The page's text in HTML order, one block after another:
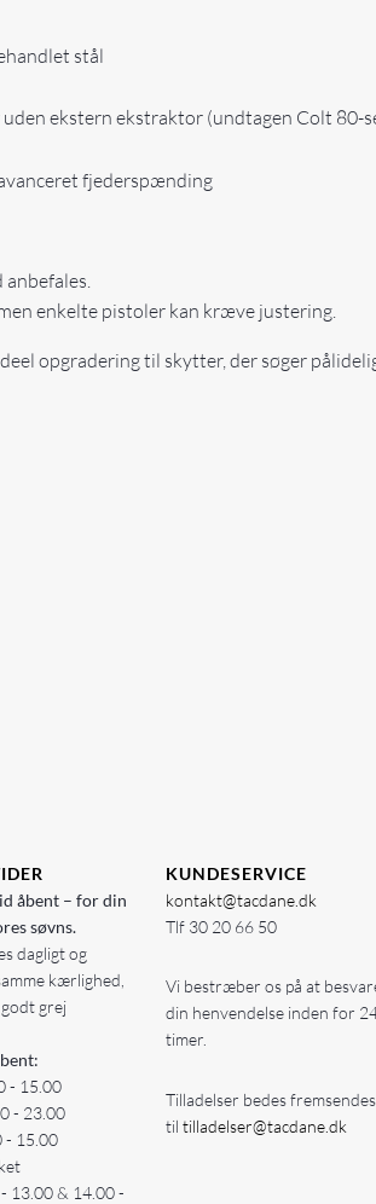
stål
ekstern ekstraktor (undtagen Colt 80-
fjederspænding
enkelte pistoler kan kræve justering.
opgradering til skytter, der søger
åbent – for din
søvns.
dagligt og
kærlighed,
grej
- 15.00
- 23.00
- 15.00
13.00 & 14.00 -
KUNDESERVICE
kontakt@tacdane.dk
Tlf 30 20 66 50
Vi bestræber os på at
din henvendelse inden for
timer.
Tilladelser bedes fremsendes
til tilladelser@tacdane.dk